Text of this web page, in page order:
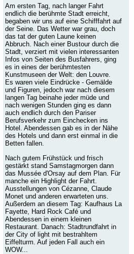
Am ersten Tag, nach langer Fahrt
endlich die berühmte Stadt erreicht,
begaben wir uns auf eine Schifffahrt auf
der Seine. Das Wetter war grau, doch
das tat der guten Laune keinen
Abbruch. Nach einer Bustour durch die
Stadt, verziert mit vielen interessanten
Infos von Seiten des Busfahrers, ging
es in eines der berühmtesten
Kunstmuseen der Welt: den Louvre.
Es waren viele Eindrücke - Gemälde
und Figuren, jedoch war nach diesem
langen Tag beinahe jeder müde und
nach wenigen Stunden ging es dann
auch endlich durch den Pariser
Berufsverkehr zum Einchecken ins
Hotel. Abendessen gab es in der Nähe
des Hotels und dann erst einmal in die
Betten fallen.
Nach gutem Frühstück und frisch
gestärkt stand Samstagmorgen dann
das Mussée d'Orsay auf dem Plan. Für
manche ein Highlight der Fahrt.
Ausstellungen von Cézanne, Claude
Monet und anderen erwarteten uns.
Außerdem an diesem Tag: Kaufhaus La
Fayette, Hard Rock Café und
Abendessen in einem kleinen
Restaurant. Danach: Stadtrundfahrt in
der City of light mit bestrahltem
Eiffelturm. Auf jeden Fall auch ein
WOW...